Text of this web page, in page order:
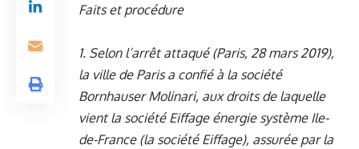
Faits et procédure
1. Selon l’arrêt attaqué (Paris, 28 mars 2019),
la ville de Paris a confié à la société
Bornhauser Molinari, aux droits de laquelle
vient la société Eiffage énergie système Ile-
de-France (la société Eiffage), assurée par la